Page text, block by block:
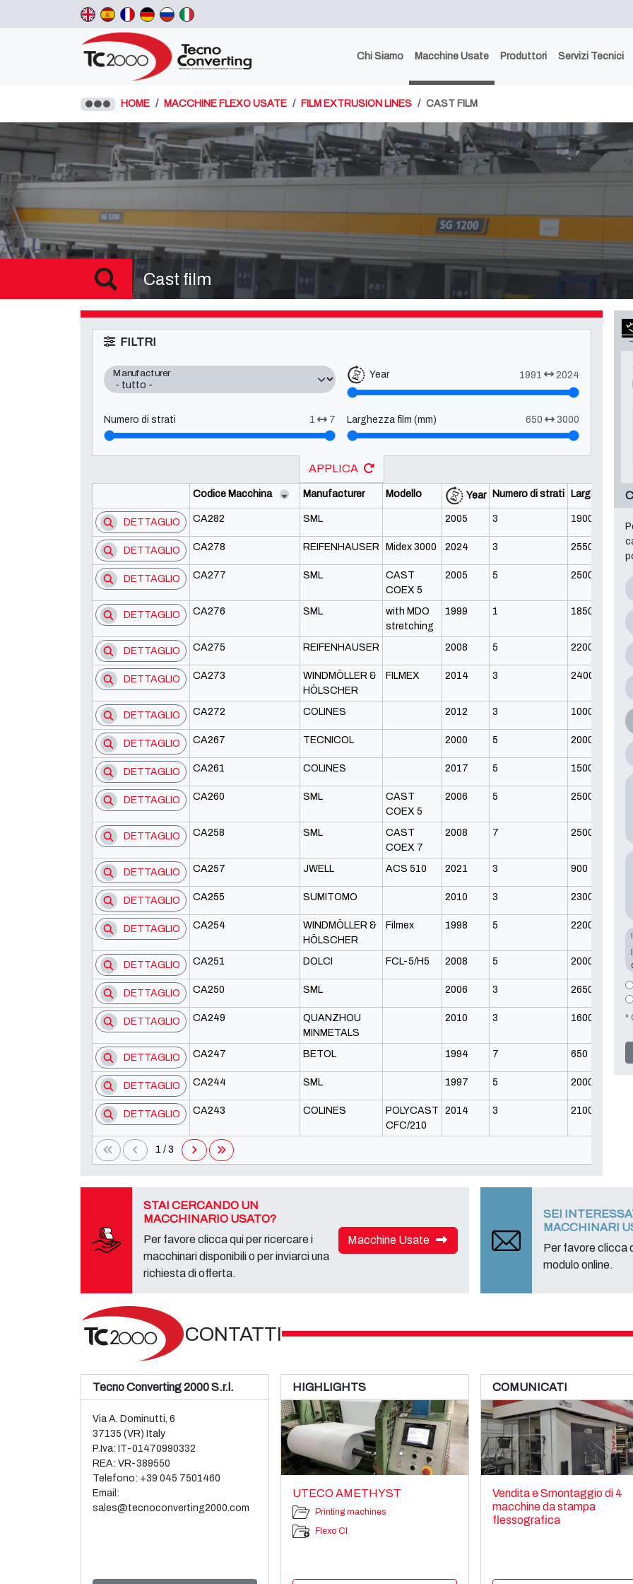
Chi Siamo Macchine Usate Produttori Servizi Tecnici
HOME MACCHINE FLEXO USATE FILM EXTRUSION LINES CAST FILM
Cast film
FILTRI
Manufacturer Year 1991 2024
Numero di strati 1 7 Larghezza film (mm) 650 3000
APPLICA
Codice Macchina Manufacturer Modello Year Numero di strati Larghezza
DETTAGLIO CA282 SML 2005 3 1900
DETTAGLIO CA278 REIFENHAUSER Midex 3000 2024 3 2550
DETTAGLIO CA277 SML
CAST
COEX 5
2005 5 2500
DETTAGLIO CA276 SML
with MDO
stretching
1999 1 1850
DETTAGLIO CA275 REIFENHAUSER 2008 5 2200
DETTAGLIO CA273
WINDMÖLLER &
HÖLSCHER
FILMEX 2014 3 2400
DETTAGLIO CA272 COLINES 2012 3 1000
DETTAGLIO CA267 TECNICOL 2000 5 2000
DETTAGLIO CA261 COLINES 2017 5 1500
DETTAGLIO CA260 SML
CAST
COEX 5
2006 5 2500
DETTAGLIO CA258 SML
CAST
COEX 7
2008 7 2500
DETTAGLIO CA257 JWELL ACS 510 2021 3 900
DETTAGLIO CA255 SUMITOMO 2010 3 2300
DETTAGLIO CA254
WINDMÖLLER &
HÖLSCHER
Filmex 1998 5 2200
DETTAGLIO CA251 DOLCI FCL-5/H5 2008 5 2000
DETTAGLIO CA250 SML 2006 3 2650
DETTAGLIO CA249
QUANZHOU
MINMETALS
2010 3 1600
DETTAGLIO CA247 BETOL 1994 7 650
DETTAGLIO CA244 SML 1997 5 2000
DETTAGLIO CA243 COLINES
POLYCAST
CFC/210
2014 3 2100
1 / 3
*
STAI CERCANDO UN
MACCHINARIO USATO?
Per favore clicca qui per ricercare i
macchinari disponibili o per inviarci una
richiesta di offerta.
Macchine Usate
SEI
MACCHINARI
Per favore clicca
modulo online.
CONTATTI
HIGHLIGHTS
UTECO AMETHYST
Printing machines
Flexo CI
COMUNICATI
Vendita e Smontaggio di 4
macchine da stampa
flessografica
Tecno Converting 2000 S.r.l.
Via A. Dominutti, 6
37135 (VR) Italy
P.Iva: IT-01470990332
REA: VR-389550
Telefono: +39 045 7501460
Email:
sales@tecnoconverting2000.com